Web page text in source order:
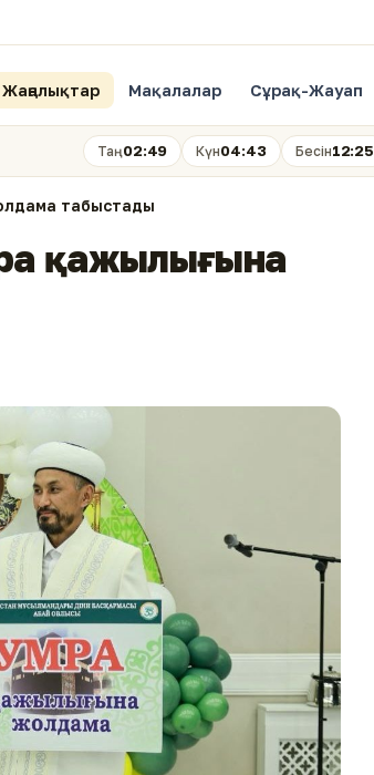
Жаңалықтар Мақалалар Сұрақ-Жауап
Таң02:49 Күн04:43 Бесін12:25
табыстады
қажылығына